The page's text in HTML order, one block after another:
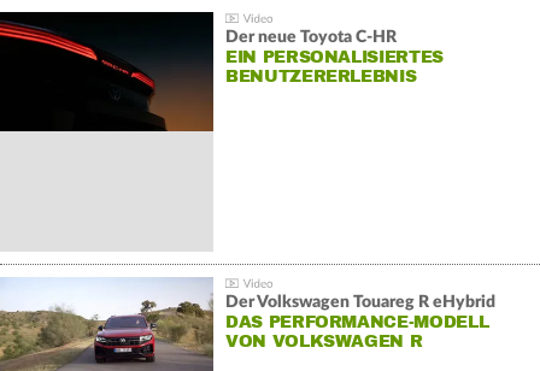
Der neue Toyota C-HR
EIN PERSONALISIERTES
BENUTZERERLEBNIS
Der Volkswagen Touareg R eHybrid
DAS PERFORMANCE-MODELL
VON VOLKSWAGEN R